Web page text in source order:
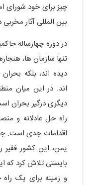
چیز برای خود
بین‌ المللی آثار مخربی
تنها سازمان ‌ها،
دیده ‌اند، بلکه
اند. در این میان
دیگری درگیر بحران
راه ‌حل عادلانه و
اقدامات جدی است.
یمن، این کشور فقیر
بایستی تلاش کرد که
و زمینه برای یک راه